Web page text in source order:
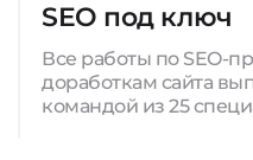
SEO под ключ
Все работы по SEO-
доработкам сайта
командой из 25